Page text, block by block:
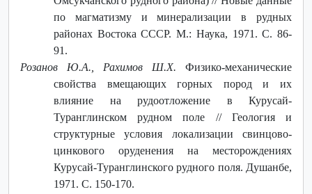
по магматизму и минерализации в рудных
районах Востока СССР. М.: Наука, 1971. С. 86-
91.
Розанов Ю.А., Рахимов Ш.Х. Физико-механические
свойства вмещающих горных пород и их
влияние на рудоотложение в Курусай-
Туранглинском рудном поле // Геология и
структурные условия локализации свинцово-
цинкового оруденения на месторождениях
Курусай-Туранглинского рудного поля. Душанбе,
1971. С. 150-170.